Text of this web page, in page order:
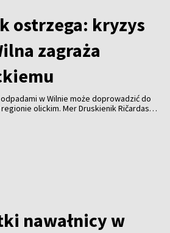
ostrzega: kryzys
zagraża
w Wilnie może doprowadzić do
olickim. Mer Druskienik Ričardas
nawałnicy w